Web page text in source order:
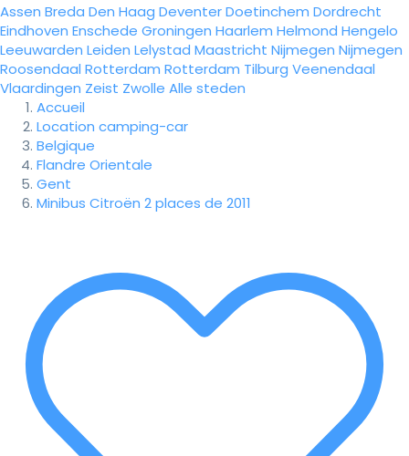
Assen Breda Den Haag DeventerDoetinchem Dordrecht
Eindhoven Enschede Groningen Haarlem Helmond Hengelo
Leeuwarden Leiden Lelystad Maastricht Nijmegen Nijmegen
Roosendaal Rotterdam Rotterdam Tilburg Veenendaal
Vlaardingen Zeist Zwolle Alle steden
Accueil
Location camping-car
Belgique
Flandre Orientale
Gent
Minibus Citroën 2 places de 2011